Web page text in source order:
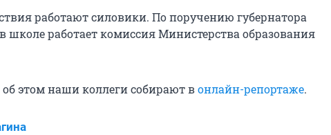
работают силовики. По поручению губернатора
школе работает комиссия Министерства образования
этом наши коллеги собирают вонлайн-репортаже.